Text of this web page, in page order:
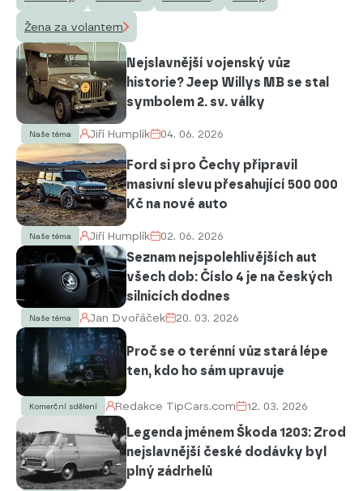
Žena za volantem
Nejslavnější vojenský vůz
historie? Jeep Willys MB se stal
symbolem 2. sv. války
Naše téma Jiří Humplík 04. 06. 2026
Ford si pro Čechy připravil
masivní slevu přesahující 500 000
Kč na nové auto
Naše téma Jiří Humplík 02. 06. 2026
Seznam nejspolehlivějších aut
všech dob: Číslo 4 je na českých
silnicích dodnes
Naše téma Jan Dvořáček 20. 03. 2026
Proč se o terénní vůz stará lépe
ten, kdo ho sám upravuje
Komerční sdělení Redakce TipCars.com 12. 03. 2026
Legenda jménem Škoda 1203: Zrod
nejslavnější české dodávky byl
plný zádrhelů